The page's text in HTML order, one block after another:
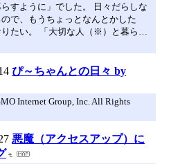
すように」でした。 日々だらしな
で、もうちょっとなんとかした
たい。 「大切な人（※）と暮ら…
ぴ～ちゃんとの日々 by
Internet Group, Inc. All Rights
悪魔（アクセスアップ）に